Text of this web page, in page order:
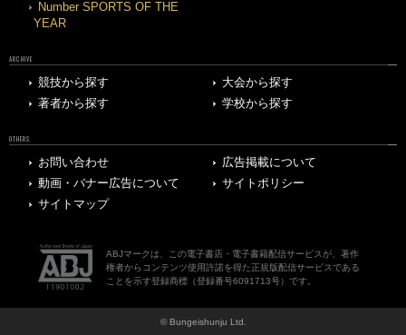
Number SPORTS OF THE
YEAR
ARCHIVE
競技から探す
大会から探す
著者から探す
学校から探す
OTHERS
お問い合わせ
広告掲載について
動画・バナー広告について
サイトポリシー
サイトマップ
ABJマークは、この電子書店・電子書籍配信サービスが、著作
権者からコンテンツ使用許諾を得た正規版配信サービスである
ことを示す登録商標（登録番号6091713号）です。
© Bungeishunju Ltd.